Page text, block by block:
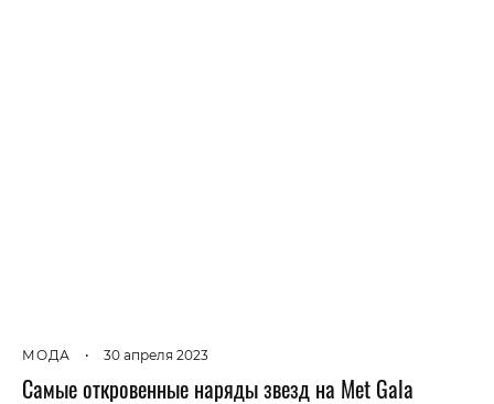
МОДА • 30 апреля 2023
Самые откровенные наряды звезд на Met Gala